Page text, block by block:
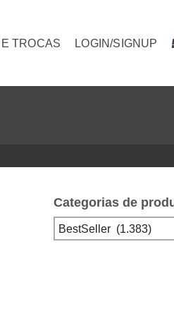
TROCAS LOGIN/SIGNUP
Categorias de